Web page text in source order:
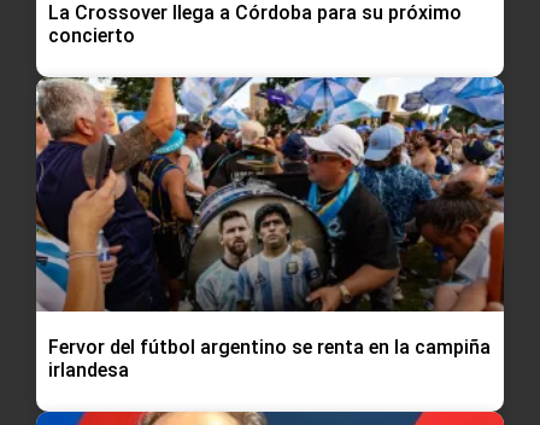
La Crossover llega a Córdoba para su próximo
concierto
Fervor del fútbol argentino se renta en la campiña
irlandesa